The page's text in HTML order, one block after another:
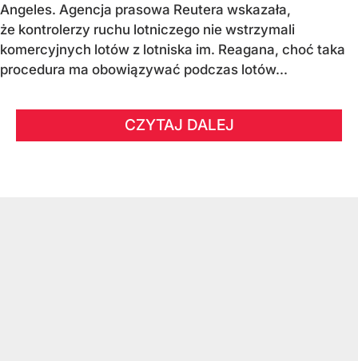
Angeles. Agencja prasowa Reutera wskazała,
że kontrolerzy ruchu lotniczego nie wstrzymali
komercyjnych lotów z lotniska im. Reagana, choć taka
procedura ma obowiązywać podczas lotów...
CZYTAJ DALEJ